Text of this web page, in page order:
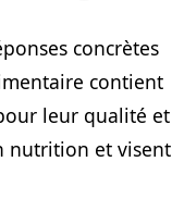
concrètes
contient
leur qualité et
nutrition et visent